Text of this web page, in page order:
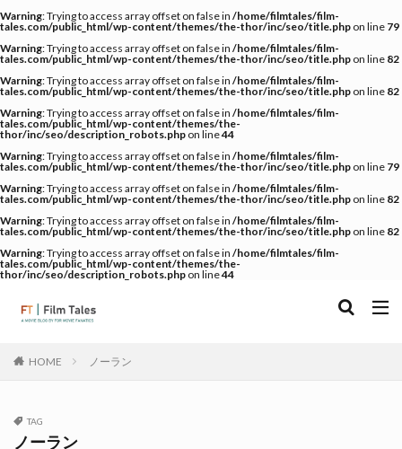
Warning: Trying to access array offset on false in /home/filmtales/film-
tales.com/public_html/wp-content/themes/the-thor/inc/seo/title.php on line 79
Warning: Trying to access array offset on false in /home/filmtales/film-
tales.com/public_html/wp-content/themes/the-thor/inc/seo/title.php on line 82
Warning: Trying to access array offset on false in /home/filmtales/film-
tales.com/public_html/wp-content/themes/the-thor/inc/seo/title.php on line 82
Warning: Trying to access array offset on false in /home/filmtales/film-
tales.com/public_html/wp-content/themes/the-
thor/inc/seo/description_robots.php on line44
Warning: Trying to access array offset on false in /home/filmtales/film-
tales.com/public_html/wp-content/themes/the-thor/inc/seo/title.php on line 79
Warning: Trying to access array offset on false in /home/filmtales/film-
tales.com/public_html/wp-content/themes/the-thor/inc/seo/title.php on line 82
Warning: Trying to access array offset on false in /home/filmtales/film-
tales.com/public_html/wp-content/themes/the-thor/inc/seo/title.php on line 82
Warning: Trying to access array offset on false in /home/filmtales/film-
tales.com/public_html/wp-content/themes/the-
thor/inc/seo/description_robots.php on line44
HOME ノーラン
TAG
ノーラン